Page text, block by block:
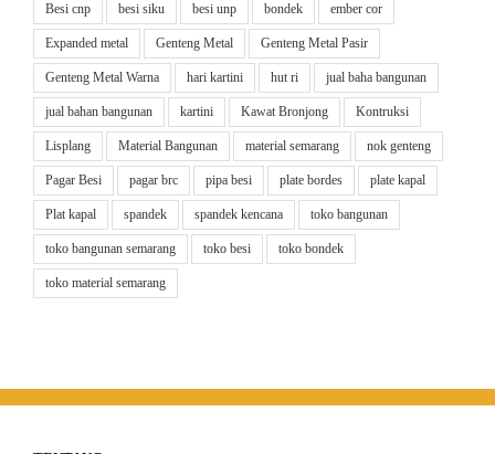
Besi cnp besi siku besi unp bondek ember cor
Expanded metal Genteng Metal Genteng Metal Pasir
Genteng Metal Warna hari kartini hut ri jual baha bangunan
jual bahan bangunan kartini Kawat Bronjong Kontruksi
Lisplang Material Bangunan material semarang nok genteng
Pagar Besi pagar brc pipa besi plate bordes plate kapal
Plat kapal spandek spandek kencana toko bangunan
toko bangunan semarang toko besi toko bondek
toko material semarang